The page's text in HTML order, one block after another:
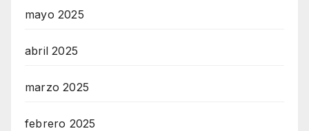
mayo 2025
abril 2025
marzo 2025
febrero 2025